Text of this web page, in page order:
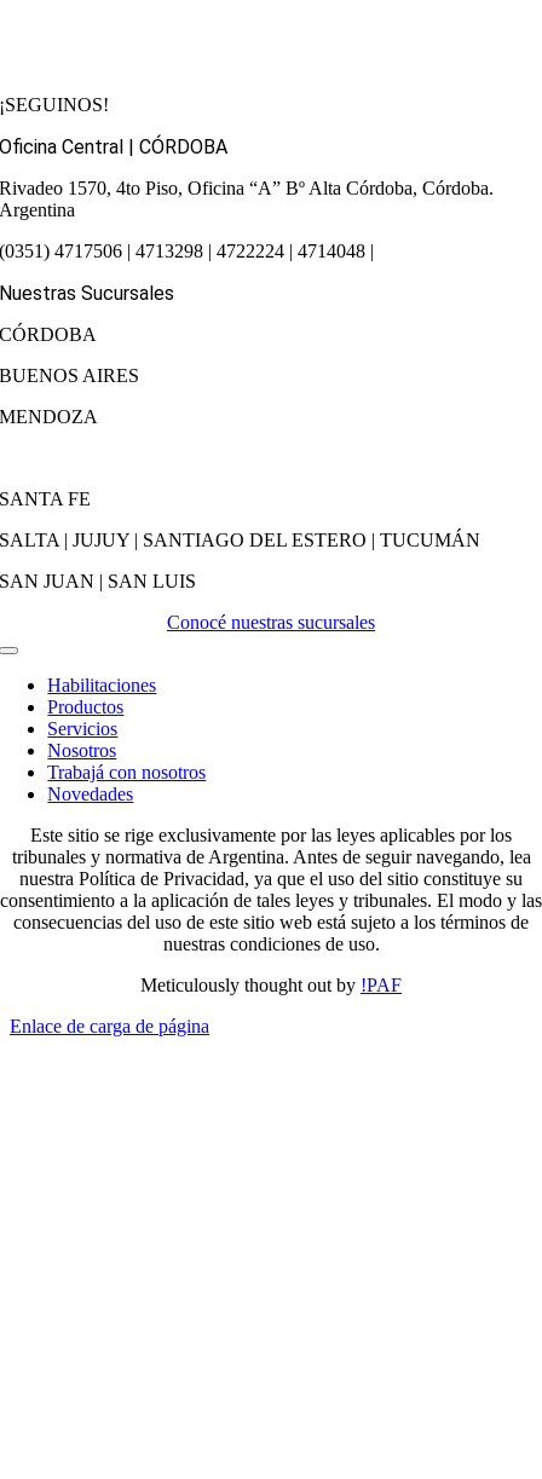
¡SEGUINOS!
Oficina Central | CÓRDOBA
Rivadeo 1570, 4to Piso, Oficina “A”Bº Alta Córdoba, Córdoba.
Argentina
(0351) 4717506 | 4713298 | 4722224 | 4714048 |
Nuestras Sucursales
CÓRDOBA
BUENOS AIRES
MENDOZA
SANTA FE
SALTA | JUJUY | SANTIAGO DEL ESTERO | TUCUMÁN
SAN JUAN | SAN LUIS
Conocé nuestras sucursales
Activar
Navegación
Habilitaciones
Productos
Servicios
Nosotros
Trabajá con nosotros
Novedades
Este sitio se rige exclusivamente por las leyes aplicables por los
tribunales y normativa de Argentina. Antes de seguir navegando, lea
nuestra Política de Privacidad, ya que el uso del sitio constituye su
consentimiento a la aplicación de tales leyes y tribunales. El modo y las
consecuencias del uso de este sitio web está sujeto a los términos de
nuestras condiciones de uso.
Meticulously thought out by !PAF
Enlace de carga de página